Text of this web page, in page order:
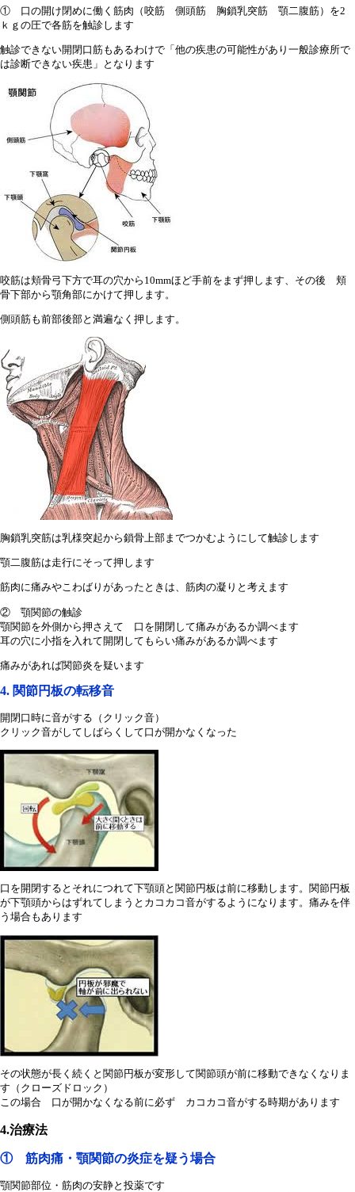
① 口の開け閉めに働く筋肉（咬筋 側頭筋 胸鎖乳突筋 顎二腹筋）を2
ｋｇの圧で各筋を触診します
触診できない開閉口筋もあるわけで「他の疾患の可能性があり一般診療所で
は診断できない疾患」となります
咬筋は頬骨弓下方で耳の穴から10mmほど手前をまず押します、その後 頬
骨下部から顎角部にかけて押します。
側頭筋も前部後部と満遍なく押します。
胸鎖乳突筋は乳様突起から鎖骨上部までつかむようにして触診します
顎二腹筋は走行にそって押します
筋肉に痛みやこわばりがあったときは、筋肉の凝りと考えます
② 顎関節の触診
顎関節を外側から押さえて 口を開閉して痛みがあるか調べます
耳の穴に小指を入れて開閉してもらい痛みがあるか調べます
痛みがあれば関節炎を疑います
4. 関節円板の転移音
開閉口時に音がする（クリック音）
クリック音がしてしばらくして口が開かなくなった
口を開閉するとそれにつれて下顎頭と関節円板は前に移動します。関節円板
が下顎頭からはずれてしまうとカコカコ音がするようになります。痛みを伴
う場合もあります
その状態が長く続くと関節円板が変形して関節頭が前に移動できなくなりま
す（クローズドロック）
この場合 口が開かなくなる前に必ず カコカコ音がする時期があります
4.治療法
① 筋肉痛・顎関節の炎症を疑う場合
顎関節部位・筋肉の安静と投薬です